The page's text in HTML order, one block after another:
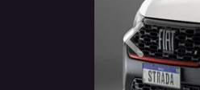
Anterior